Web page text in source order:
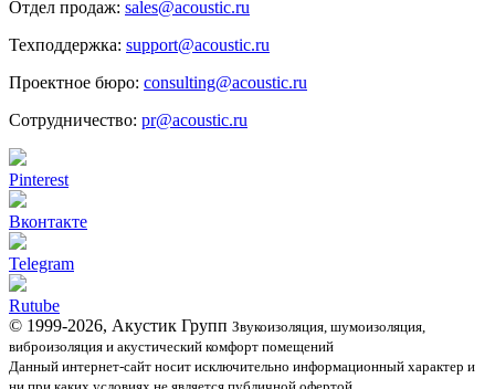
Отдел продаж: sales@acoustic.ru
Техподдержка: support@acoustic.ru
Проектное бюро: consulting@acoustic.ru
Сотрудничество: pr@acoustic.ru
Pinterest
Вконтакте
Telegram
Rutube
© 1999-2026, Акустик Групп Звукоизоляция, шумоизоляция,
виброизоляция и акустический комфорт помещений
Данный интернет-сайт носит исключительно информационный характер и